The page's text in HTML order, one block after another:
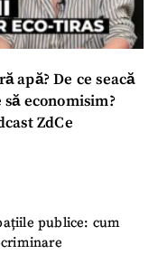
apă? De ce seacă
economisim?
ZdCe
publice: cum